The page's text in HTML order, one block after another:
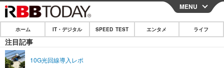
CLOSE
ホーム
IT・デジタル
MENU
ホーム IT・デジタル SPEED TEST エンタメ ライフ
注目記事
10G光回線導入レポ